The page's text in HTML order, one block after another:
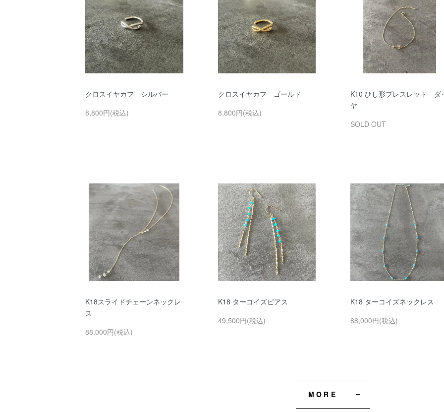
クロスイヤカフ シルバー
8,800円(税込)
クロスイヤカフ ゴールド
8,800円(税込)
K10 ひし形ブレスレット ダ
ヤ
SOLD OUT
K18スライドチェーンネックレ
ス
88,000円(税込)
K18 ターコイズピアス
49,500円(税込)
K18 ターコイズネックレス
88,000円(税込)
MORE